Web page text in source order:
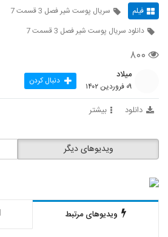
فیلم
سریال پوست شیر فصل 3 قسمت 7
دانلود سریال پوست شیر فصل 3 قسمت 7
۸۰۰
میلاد
۰۹ فروردین ۱۴۰۲ دنبال کردن
دانلود بیشتر
ویدیوهای دیگر
ویدیوهای مرتبط